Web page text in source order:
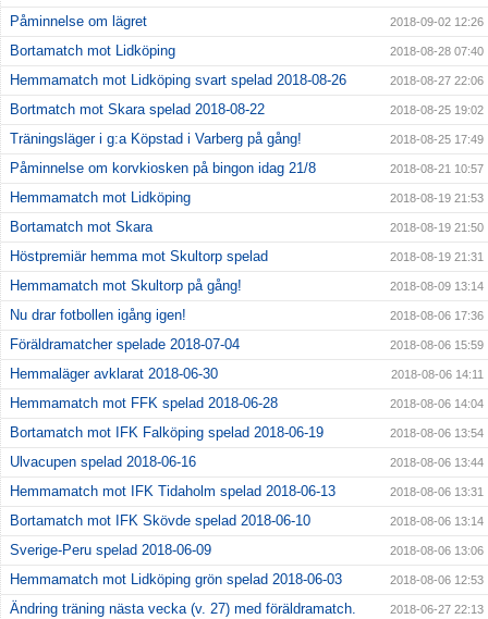
Påminnelse om lägret
2018-09-02 12:26
Bortamatch mot Lidköping 2018-08-28 07:40
Hemmamatch mot Lidköping svart spelad 2018-08-26 2018-08-27 22:06
Bortmatch mot Skara spelad 2018-08-22 2018-08-25 19:02
Träningsläger i g:a Köpstad i Varberg på gång! 2018-08-25 17:49
Påminnelse om korvkiosken på bingon idag 21/8 2018-08-21 10:57
Hemmamatch mot Lidköping 2018-08-19 21:53
Bortamatch mot Skara 2018-08-19 21:50
Höstpremiär hemma mot Skultorp spelad 2018-08-19 21:31
Hemmamatch mot Skultorp på gång! 2018-08-09 13:14
Nu drar fotbollen igång igen! 2018-08-06 17:36
Föräldramatcher spelade 2018-07-04 2018-08-06 15:59
Hemmaläger avklarat 2018-06-30 2018-08-06 14:11
Hemmamatch mot FFK spelad 2018-06-28 2018-08-06 14:04
Bortamatch mot IFK Falköping spelad 2018-06-19 2018-08-06 13:54
Ulvacupen spelad 2018-06-16 2018-08-06 13:44
Hemmamatch mot IFK Tidaholm spelad 2018-06-13 2018-08-06 13:31
Bortamatch mot IFK Skövde spelad 2018-06-10 2018-08-06 13:14
Sverige-Peru spelad 2018-06-09 2018-08-06 13:06
Hemmamatch mot Lidköping grön spelad 2018-06-03 2018-08-06 12:53
Ändring träning nästa vecka (v. 27) med föräldramatch. 2018-06-27 22:13